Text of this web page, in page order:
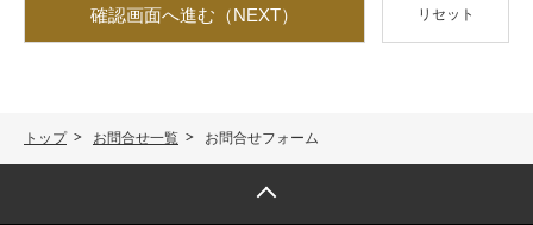
確認画面へ進む（NEXT） リセット
トップ お問合せ一覧 お問合せフォーム